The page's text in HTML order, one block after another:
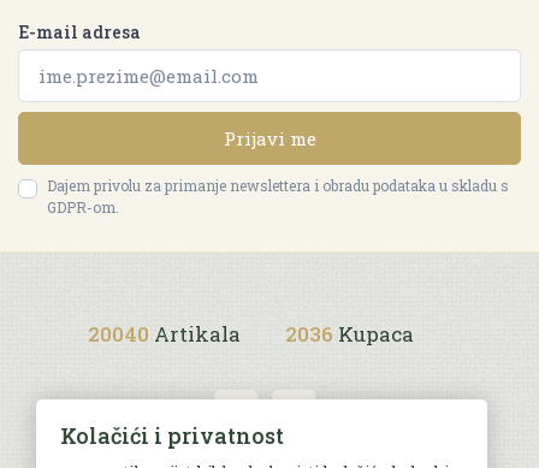
E-mail adresa
Prijavi me
Dajem privolu za primanje newslettera i obradu podataka u skladu s
GDPR-om.
20040 Artikala 2036 Kupaca
Kolačići i privatnost